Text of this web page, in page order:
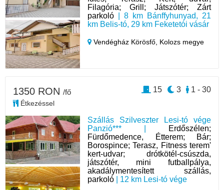
Filagória; Grill; Játszótér; Zárt
parkoló | 8 km Bánffyhunyad, 21
km Belis-tó, 29 km Feketetói vásár
Vendégház Körösfő, Kolozs megye
Szállás Szilveszter Lesi-tó vége
Panzió*** |
Erdőszélen;
Fürdőmedence, Étterem; Bár;
Borospince; Terasz, Fitness terem'
kert-udvar; drótkötél-csúszda,
játszótér, mini futballpálya,
akadálymentesített szállás,
parkoló | 12 km Lesi-tó vége
1350 RON /fő
Étkezéssel
1 - 30
3
15